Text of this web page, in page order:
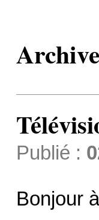
Publié :
Bonjour